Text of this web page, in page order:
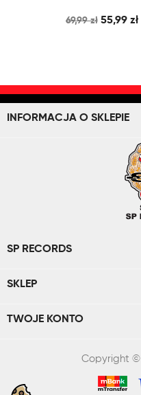
69,99 zł 55,99 zł
INFORMACJA O SKLEPIE
SP RECORDS
SKLEP
TWOJE KONTO
Copyright ©